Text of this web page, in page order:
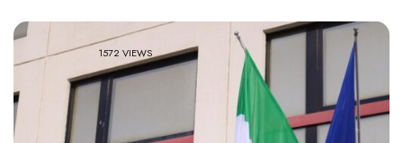
1572 VIEWS